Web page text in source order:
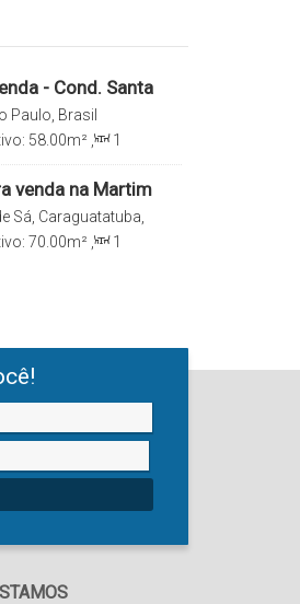
- Cond. Santa
SP
Paulo, Brasil
58.00m²
1
venda na Martim
Sá, Caraguatatuba,
70 .00m²
1